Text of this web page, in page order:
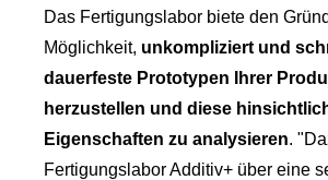
Das Fertigungslabor biete den
Möglichkeit, unkompliziert und
dauerfeste Prototypen Ihrer
herzustellen und diese
Eigenschaften zu analysieren.
Fertigungslabor Additiv+ über eine